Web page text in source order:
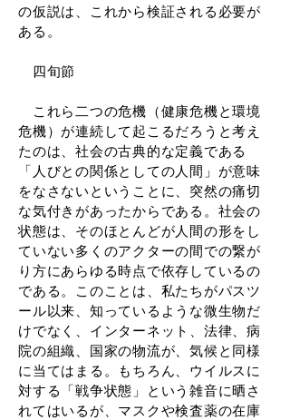
の仮説は、これから検証される必要が
ある。
四旬節
これら二つの危機（健康危機と環境
危機）が連続して起こるだろうと考え
たのは、社会の古典的な定義である
「人びとの関係としての人間」が意味
をなさないということに、突然の痛切
な気付きがあったからである。社会の
状態は、そのほとんどが人間の形をし
ていない多くのアクターの間での繋が
り方にあらゆる時点で依存しているの
である。このことは、私たちがパスツ
ール以来、知っているような微生物だ
けでなく、インターネット、法律、病
院の組織、国家の物流が、気候と同様
に当てはまる。もちろん、ウイルスに
対する「戦争状態」という雑音に晒さ
れてはいるが、マスクや検査薬の在庫